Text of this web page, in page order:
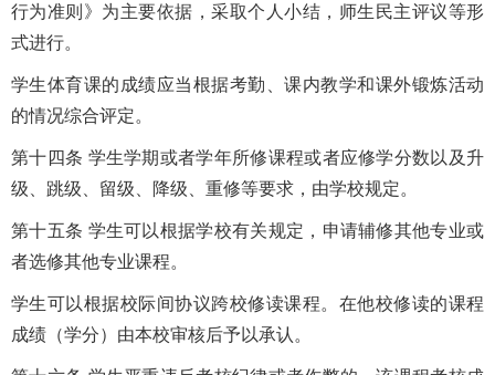
行为准则》为主要依据，采取个人小结，师生民主评议等形
式进行。
学生体育课的成绩应当根据考勤、课内教学和课外锻炼活动
的情况综合评定。
第十四条 学生学期或者学年所修课程或者应修学分数以及升
级、跳级、留级、降级、重修等要求，由学校规定。
第十五条 学生可以根据学校有关规定，申请辅修其他专业或
者选修其他专业课程。
学生可以根据校际间协议跨校修读课程。在他校修读的课程
成绩（学分）由本校审核后予以承认。